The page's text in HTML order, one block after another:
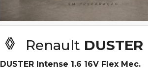
Renault DUSTER
DUSTER Intense 1.6 16V Flex Mec.